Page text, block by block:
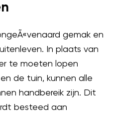
gemak en
In plaats van
te moeten lopen
de tuin, kunnen alle
handbereik zijn. Dit
besteed aan